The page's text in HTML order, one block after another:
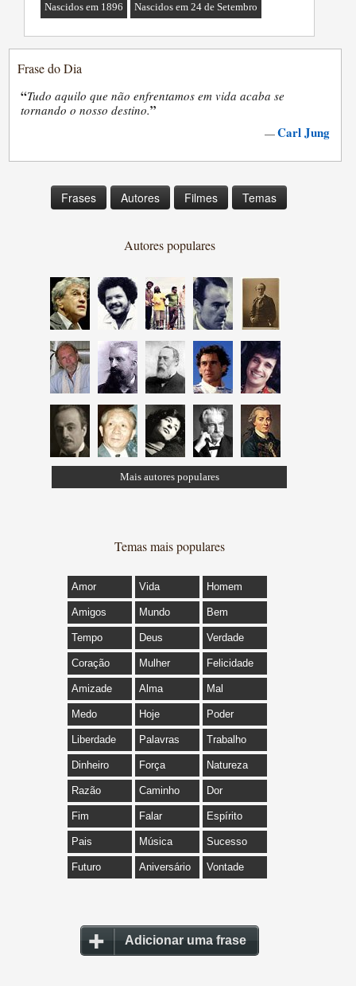
Nascidos em 1896 Nascidos em 24 de Setembro
Frase do Dia
“Tudo aquilo que não enfrentamos em vida acaba se
tornando o nosso destino.”
—Carl Jung
Frases Autores Filmes Temas
Autores populares
Mais autores populares
Temas mais populares
Amor Vida Homem
Amigos Mundo Bem
Tempo Deus Verdade
Coração Mulher Felicidade
Amizade Alma Mal
Medo Hoje Poder
Liberdade Palavras Trabalho
Dinheiro Força Natureza
Razão Caminho Dor
Fim Falar Espírito
Pais Música Sucesso
Futuro Aniversário Vontade
Adicionar uma frase